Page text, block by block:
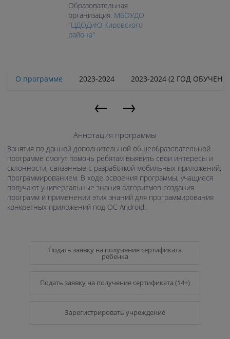
Образовательная
организация: МБОУДО
"ЦДОДиЮ Кировского
района"
О программе 2023-2024 2023-2024 (2 ГОД
← →
Аннотация программы
Занятия по данной дополнительной общеобразовательной
программе смогут помочь ребятам выявить свои интересы и
склонности, связанные с разработкой мобильных приложений,
программированием. В ходе освоения программы, учащиеся
получают универсальные знания алгоритмов создания
программ и применении этих знаний для программирования
конкретных приложений под ОС Android.
Подать заявку на получение сертификата
ребенка
Подать заявку на получение сертификата (14+)
Зарегистрировать учреждение